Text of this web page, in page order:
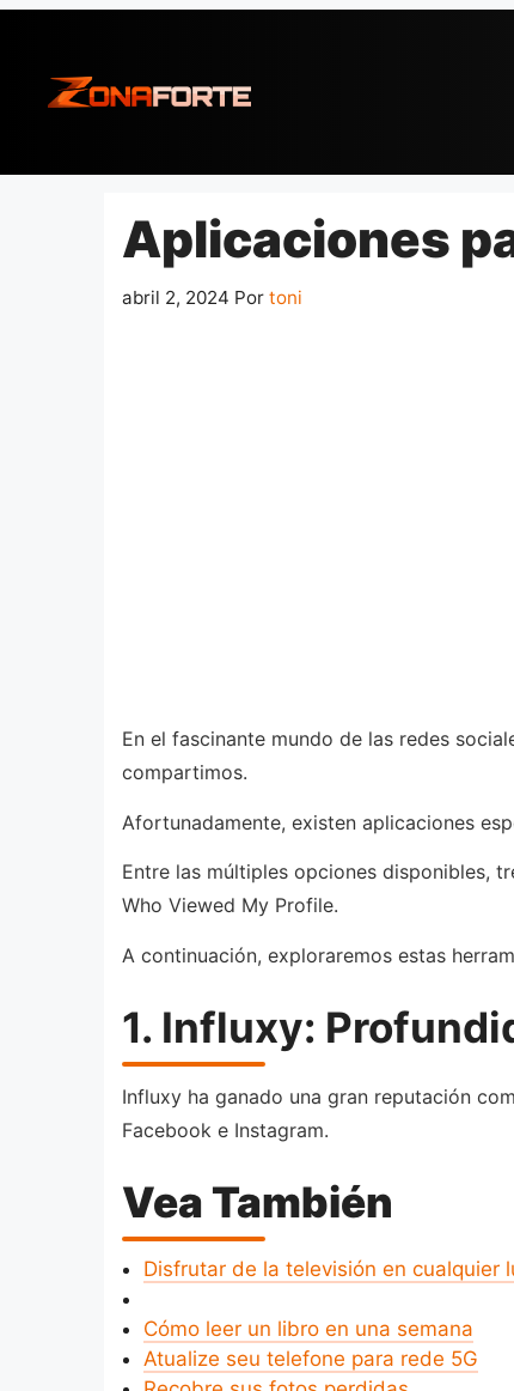
conteúdo
Aplicaciones
abril 2, 2024 Por toni
En el fascinante mundo de las redes
compartimos.
Afortunadamente, existen aplicaciones
Entre las múltiples opciones disponibles,
Who Viewed My Profile.
A continuación, exploraremos estas
1. Influxy:
Influxy ha ganado una gran reputación
Facebook e Instagram.
Vea También
Disfrutar de la televisión en cualquier
Cómo leer un libro en una semana
Atualize seu telefone para rede 5G